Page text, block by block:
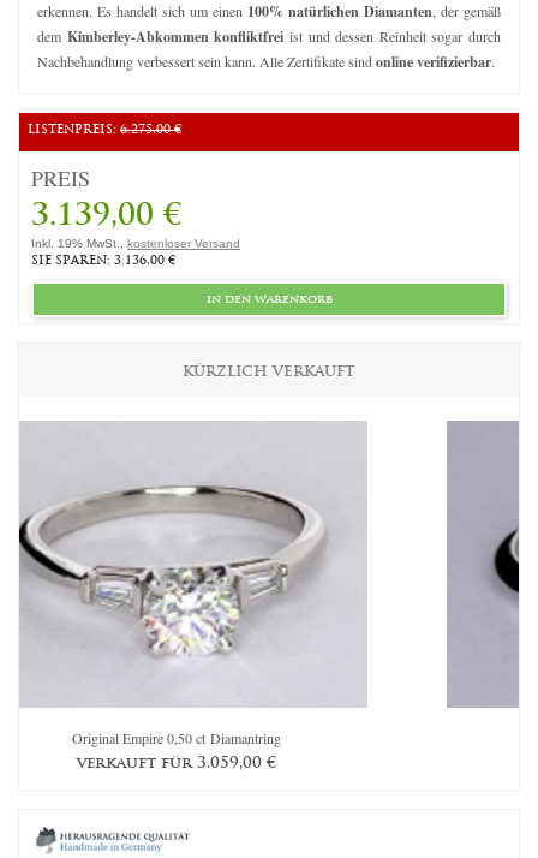
erkennen. Es handelt sich um einen 100% natürlichen Diamanten , der gemäß
dem Kimberley-Abkommen konfliktfrei ist und dessen Reinheit sogar durch
Nachbehandlung verbessert sein kann. Alle Zertifikate sindonline verifizierbar.
LISTENPREIS: 6.275,00 €
PREIS
3.139,00 €
Inkl. 19% MwSt., kostenloser Versand
SIE SPAREN: 3.136,00 €
in den warenkorb
KÜRZLICH VERKAUFT
Original Empire 0,50 ct Diamantring
verkauft für3.059,00€